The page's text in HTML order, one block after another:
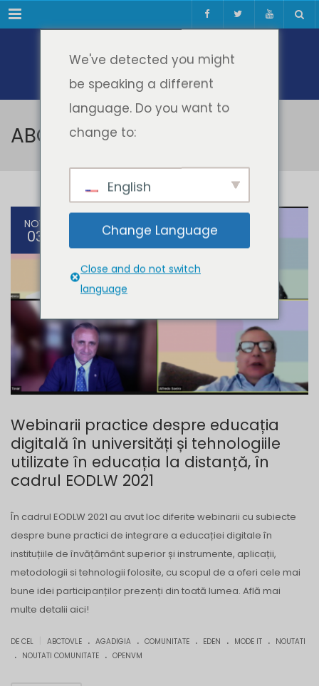
Meniul
ABCtoVLE
NOV
03
Webinarii practice despre educația
digitală în universități și tehnologiile
utilizate în educația la distanță, în
cadrul EODLW 2021
În cadrul EODLW 2021 au avut loc diferite webinarii cu subiecte
despre bune practici de integrare a educației digitale în
instituțiile de învățământ superior și instrumente, aplicații,
metodologii si tehnologii folosite, cu scopul de a oferi cele mai
bune idei participanților prezenți din toată lumea. Află mai
multe detalii aici!
DE CEL ABCTOVLE . AGADIGIA . COMUNITATE . EDEN . MODE IT . NOUTATI
. NOUTATI COMUNITATE . OPENVM
We've detected you might
be speaking a different
language. Do you want to
change to:
English
Change Language
Close and do not switch
language